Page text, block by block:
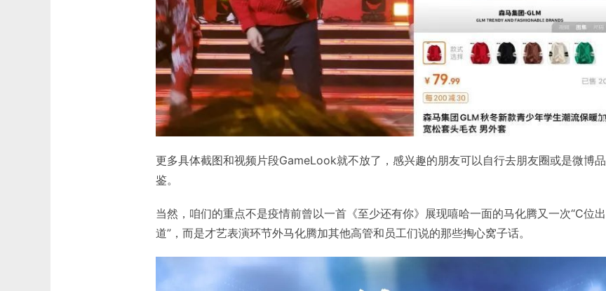
更多具体截图和视频片段GameLook就不放了，感兴趣的朋友可以自行去朋友圈或是微博品
鉴。
当然，咱们的重点不是疫情前曾以一首《至少还有你》展现嘻哈一面的马化腾又一次“C位出
道”，而是才艺表演环节外马化腾加其他高管和员工们说的那些掏心窝子话。